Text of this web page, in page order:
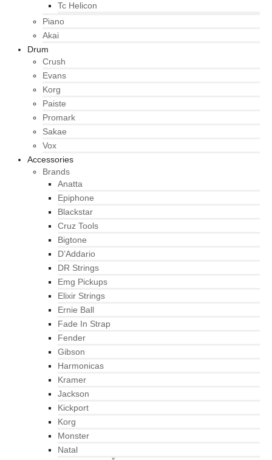
Tc Helicon
Piano
Akai
Drum
Crush
Evans
Korg
Paiste
Promark
Sakae
Vox
Accessories
Brands
Anatta
Epiphone
Blackstar
Cruz Tools
Bigtone
D’Addario
DR Strings
Emg Pickups
Elixir Strings
Ernie Ball
Fade In Strap
Fender
Gibson
Harmonicas
Kramer
Jackson
Kickport
Korg
Monster
Natal